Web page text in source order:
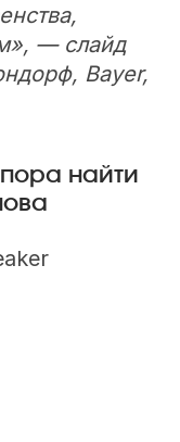
— слайд
Bayer,
найти